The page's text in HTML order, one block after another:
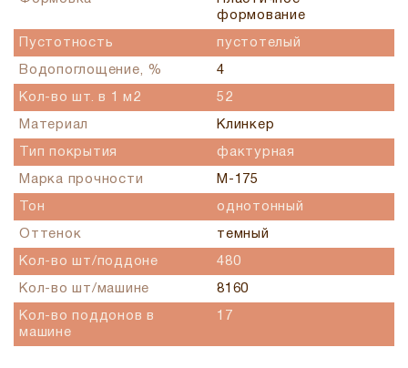
формование
Пустотность пустотелый
Водопоглощение, % 4
Кол-во шт. в 1 м2 52
Материал Клинкер
Тип покрытия фактурная
Марка прочности М-175
Тон однотонный
Оттенок темный
Кол-во шт/поддоне 480
Кол-во шт/машине 8160
Кол-во поддонов в
машине
17